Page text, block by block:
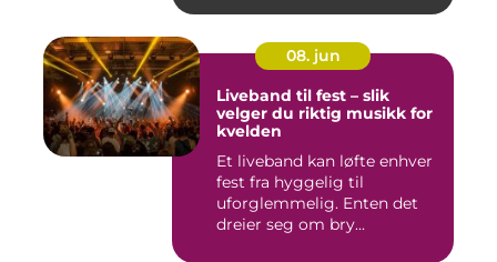
08. jun
Liveband til fest – slik
velger du riktig musikk for
kvelden
Et liveband kan løfte enhver
fest fra hyggelig til
uforglemmelig. Enten det
dreier seg om bry...